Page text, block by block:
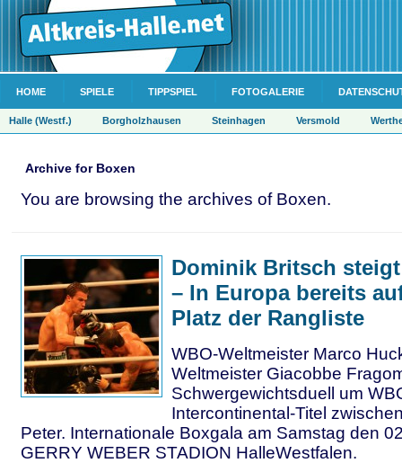
HOME SPIELE TIPPSPIEL FOTOGALERIE
Halle (Westf.) Borgholzhausen Steinhagen Versmold
Archive for Boxen
You are browsing the archives of Boxen.
Dominik Britsch
– In Europa bereits
Platz der Rangliste
WBO-Weltmeister Marco
Weltmeister Giacobbe
Schwergewichtsduell um
Intercontinental-Titel
Peter. Internationale Boxgala am Samstag den
GERRY WEBER STADION HalleWestfalen.